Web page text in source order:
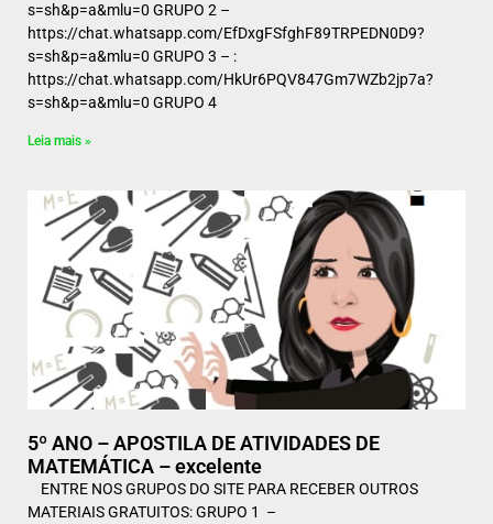
s=sh&p=a&mlu=0 GRUPO 2 –
https://chat.whatsapp.com/EfDxgFSfghF89TRPEDN0D9?
s=sh&p=a&mlu=0 GRUPO 3 – :
https://chat.whatsapp.com/HkUr6PQV847Gm7WZb2jp7a?
s=sh&p=a&mlu=0 GRUPO 4
Leia mais »
5º ANO – APOSTILA DE ATIVIDADES DE
MATEMÁTICA – excelente
ENTRE NOS GRUPOS DO SITE PARA RECEBER OUTROS
MATERIAIS GRATUITOS: GRUPO 1 –